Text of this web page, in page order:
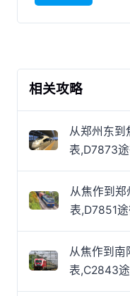
相关攻略
从郑州东到
表,D7873
从焦作到郑
表,D7851
从焦作到南
表,C2843